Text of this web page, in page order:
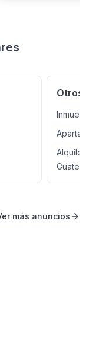
Otros
más anuncios